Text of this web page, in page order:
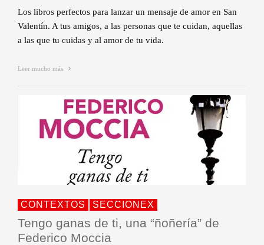
Los libros perfectos para lanzar un mensaje de amor en San
Valentín. A tus amigos, a las personas que te cuidan, aquellas
a las que tu cuidas y al amor de tu vida.
Leer mucho más
CONTEXTOS SECCIONEX
Tengo ganas de ti, una “ñoñería” de
Federico Moccia